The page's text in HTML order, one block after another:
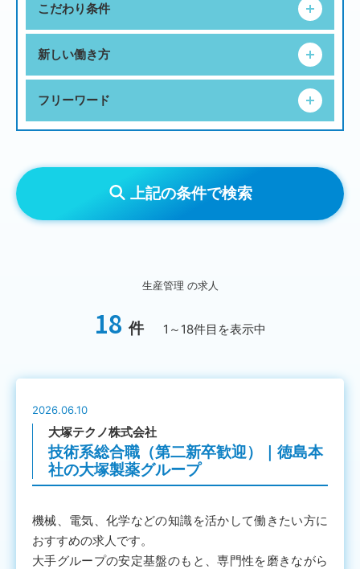
こだわり条件
新しい働き方
フリーワード
上記の条件で検索
生産管理 の求人
18 件 1～18件目を表示中
2026.06.10
大塚テクノ株式会社
技術系総合職（第二新卒歓迎）｜徳島本
社の大塚製薬グループ
機械、電気、化学などの知識を活かして働きたい方に
おすすめの求人です。
大手グループの安定基盤のもと、専門性を磨きながら